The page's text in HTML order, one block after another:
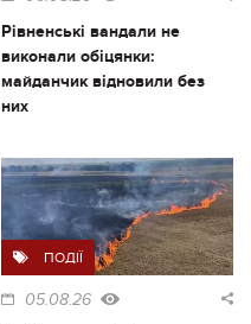
Рівненські вандали не
виконали обіцянки:
майданчик відновили без
них
ПОДІЇ
05.08.26